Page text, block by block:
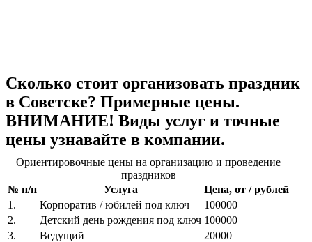
Сколько стоит организовать праздник
в Советске? Примерные цены.
ВНИМАНИЕ! Виды услуг и точные
цены узнавайте в компании.
Ориентировочные цены на организацию и проведение
праздников
№ п/п
Услуга
Цена, от / рублей
1.
Корпоратив / юбилей под ключ
100000
2.
Детский день рождения под ключ 100000
3.
Ведущий
20000